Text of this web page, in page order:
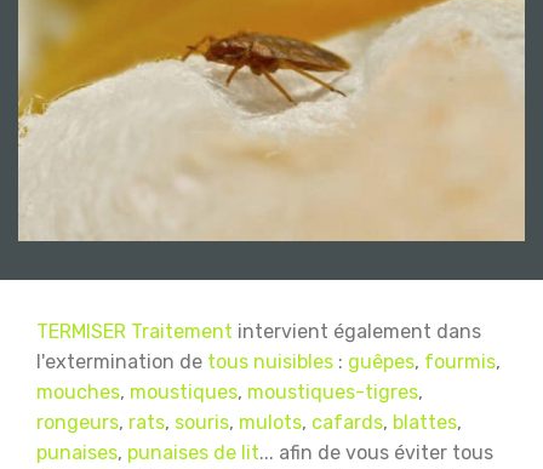
TERMISER Traitement intervient également dans
l'extermination de tous nuisibles : guêpes, fourmis,
mouches, moustiques, moustiques-tigres,
rongeurs, rats, souris, mulots, cafards, blattes,
punaises, punaises de lit... afin de vous éviter tous